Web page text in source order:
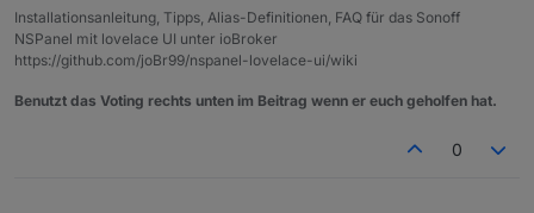
Installationsanleitung, Tipps, Alias-Definitionen, FAQ für das Sonoff
NSPanel mit lovelace UI unter ioBroker
https://github.com/joBr99/nspanel-lovelace-ui/wiki
Benutzt das Voting rechts unten im Beitrag wenn er euch geholfen hat.
0